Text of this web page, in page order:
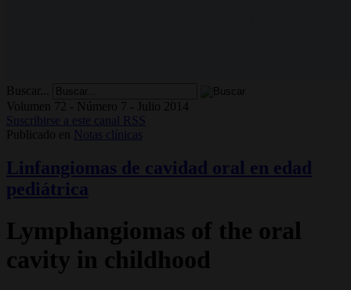
Buscar...
Volumen 72 - Número 7 - Julio 2014
Suscribirse a este canal RSS
Publicado en
Notas clínicas
Linfangiomas de cavidad oral en edad
pediátrica
Lymphangiomas of the oral
cavity in childhood